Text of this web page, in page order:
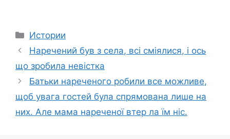
Categories
Истории
Наречений був з села, всі сміялися, і ось
що зробила невістка
Батьки нареченого робили все можливе,
щоб увага гостей була спрямована лише на
них. Але мама нареченої втер ла їм ніс.